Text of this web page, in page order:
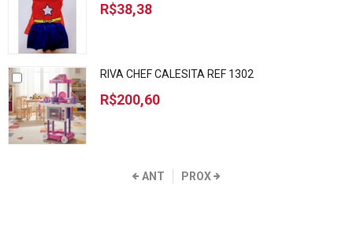
R$38,38
RIVA CHEF CALESITA REF 1302
R$200,60
ANT PROX